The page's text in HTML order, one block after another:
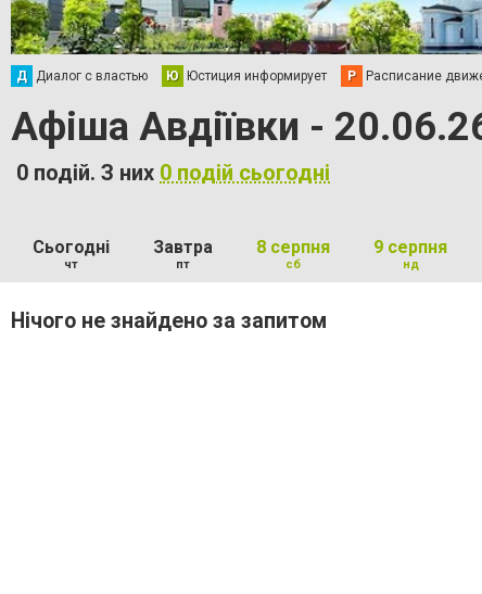
Д Диалог с властью Ю Юстиция информирует Р Расписание
Афіша Авдіївки -
0 подій. З них 0 подій сьогодні
Сьогодні
чт
Завтра
пт
8 серпня
сб
9 серпня
нд
Нічого не знайдено за запитом